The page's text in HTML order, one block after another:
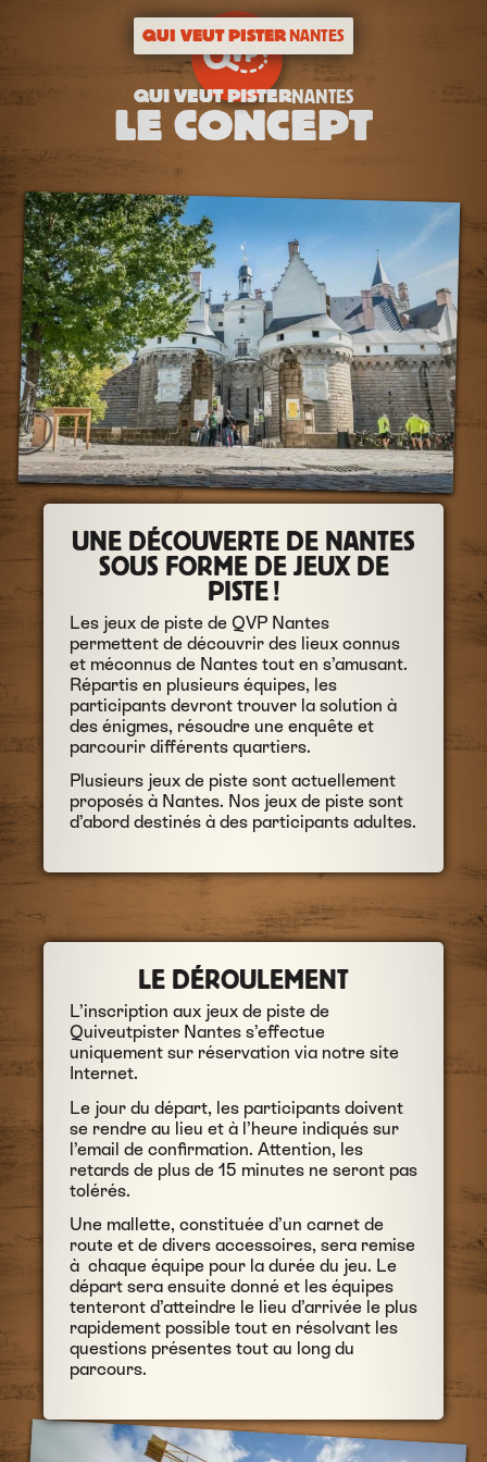
QUI VEUT PISTERNANTES
QUI VEUT PISTERNANTES
LE CONCEPT
UNE DÉCOUVERTE DE NANTES
SOUS FORME DE JEUX DE
PISTE !
Les jeux de piste de QVP Nantes
permettent de découvrir des lieux connus
et méconnus de Nantes tout en s’amusant.
Répartis en plusieurs équipes, les
participants devront trouver la solution à
des énigmes, résoudre une enquête et
parcourir différents quartiers.
Plusieurs jeux de piste sont actuellement
proposés à Nantes. Nos jeux de piste sont
d’abord destinés à des participants adultes.
LE DÉROULEMENT
L’inscription aux jeux de piste de
Quiveutpister Nantes s’effectue
uniquement sur réservation via notre site
Internet.
Le jour du départ, les participants doivent
se rendre au lieu et à l’heure indiqués sur
l’email de confirmation. Attention, les
retards de plus de 15 minutes ne seront pas
tolérés.
Une mallette, constituée d’un carnet de
route et de divers accessoires, sera remise
à chaque équipe pour la durée du jeu. Le
départ sera ensuite donné et les équipes
tenteront d’atteindre le lieu d’arrivée le plus
rapidement possible tout en résolvant les
questions présentes tout au long du
parcours.